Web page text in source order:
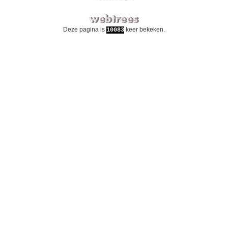
Deze pagina is 10083 keer bekeken.